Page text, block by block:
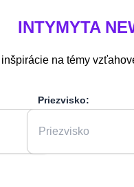
INTYMYTA
na témy
Priezvisko: